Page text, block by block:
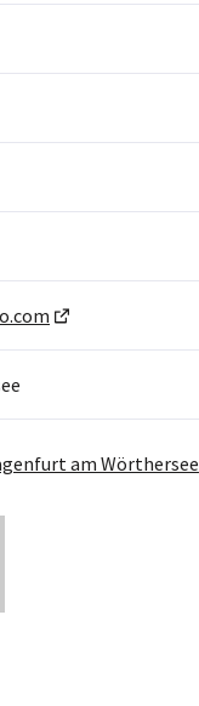
am Wörthersee